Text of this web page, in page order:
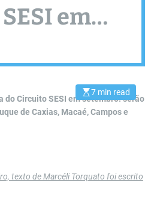
em
E
s
t
e
7 min read
do Circuito SESI em setembro: serão
de Caxias, Macaé, Campos e
texto de Marcéli Torquato foi escrito